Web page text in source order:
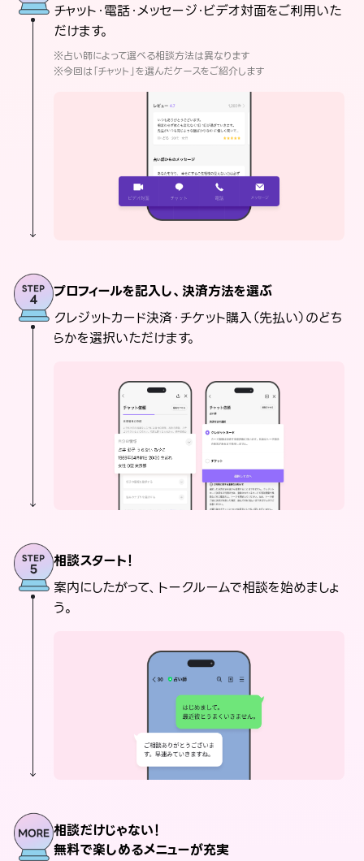
チャット・電話・メッセージ・ビデオ対面をご利用いた
だけます。
※占い師によって選べる相談方法は異なります
※今回は「チャット」を選んだケースをご紹介します
プロフィールを記入し、決済方法を選ぶ
クレジットカード決済・チケット購入（先払い）のどち
らかを選択いただけます。
相談スタート！
案内にしたがって、トークルームで相談を始めましょ
う。
相談だけじゃない！
無料で楽しめるメニューが充実